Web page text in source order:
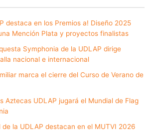
destaca en los Premios a! Diseño 2025
Mención Plata y proyectos finalistas
Symphonia de la UDLAP dirige
nacional e internacional
marca el cierre del Curso de Verano de
Aztecas UDLAP jugará el Mundial de Flag
de la UDLAP destacan en el MUTVI 2026